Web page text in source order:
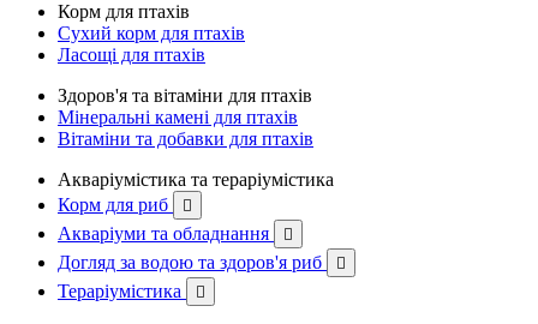
Корм для птахів
Сухий корм для птахів
Ласощі для птахів
Здоров'я та вітаміни для птахів
Мінеральні камені для птахів
Вітаміни та добавки для птахів
Акваріумістика та тераріумістика
Корм для риб

Акваріуми та обладнання 
Догляд за водою та здоров'я риб 
Тераріумістика 